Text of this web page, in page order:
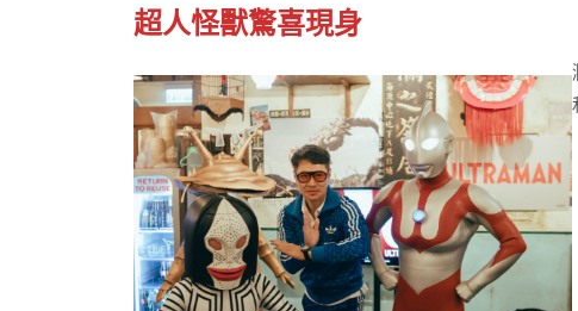
超人怪獸驚喜現身